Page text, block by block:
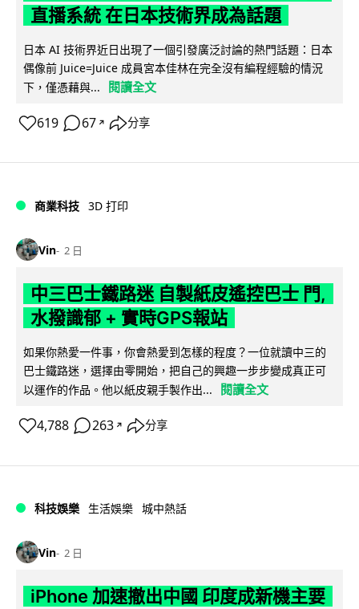
直播系統 在日本技術界成為話題
日本 AI 技術界近日出現了一個引發廣泛討論的熱門話題：日本
偶像前 Juice=Juice 成員宮本佳林在完全沒有編程經驗的情況
下，僅憑藉與...
閱讀全文
619 67 ↗ 分享
商業科技 3D 打印
Vin 2 日
中三巴士鐵路迷 自製紙皮遙控巴士 門,
水撥識郁 + 實時GPS報站
如果你熱愛一件事，你會熱愛到怎樣的程度？一位就讀中三的
巴士鐵路迷，選擇由零開始，把自己的興趣一步步變成真正可
以運作的作品。他以紙皮親手製作出...
閱讀全文
4,788 263 ↗ 分享
科技娛樂 生活娛樂 城中熱話
Vin 2 日
iPhone 加速撤出中國 印度成新機主要